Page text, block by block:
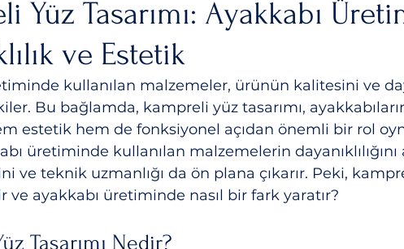
Yüz Tasarımı: Ayakkabı
ve Estetik
kullanılan malzemeler, ürünün kalitesini ve
Bu bağlamda, kampreli yüz tasarımı,
estetik hem de fonksiyonel açıdan önemli bir rol
üretiminde kullanılan malzemelerin dayanıklılığını
ve teknik uzmanlığı da ön plana çıkarır. Peki,
ve ayakkabı üretiminde nasıl bir fark yaratır?
Tasarımı Nedir?